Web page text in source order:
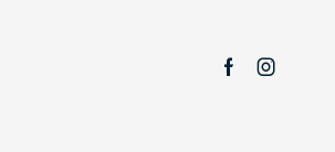
FacebookInstagram